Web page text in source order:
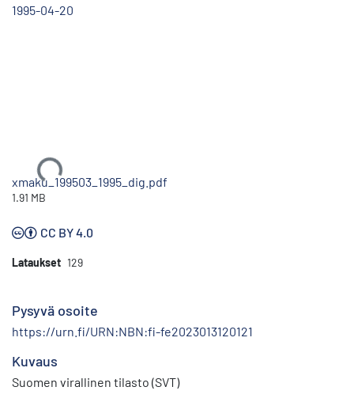
1995-04-20
Ladataan...
xmaku_199503_1995_dig.pdf
1.91 MB
CC BY 4.0
Lataukset 129
Pysyvä osoite
https://urn.fi/URN:NBN:fi-fe2023013120121
Kuvaus
Suomen virallinen tilasto (SVT)